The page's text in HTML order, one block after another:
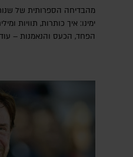
ימינו: איך כותרות, תוויות
הפחד, הכעס והנאמנות –